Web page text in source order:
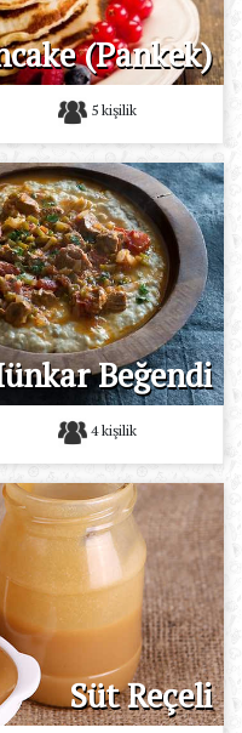
(Pankek)
5 kişilik
Beğendi
4 kişilik
Süt Reçeli